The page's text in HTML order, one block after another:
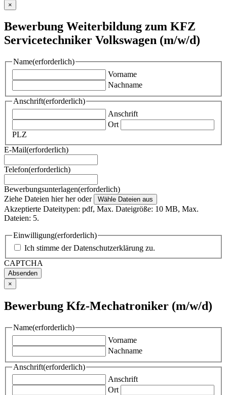
×
Bewerbung Weiterbildung zum KFZ
Servicetechniker Volkswagen (m/w/d)
Name(erforderlich)
Vorname
Nachname
Anschrift(erforderlich)
Anschrift
Ort
PLZ
E-Mail(erforderlich)
Telefon(erforderlich)
Bewerbungsunterlagen(erforderlich)
Ziehe Dateien hier her oder
Wähle Dateien aus
Akzeptierte Dateitypen: pdf, Max. Dateigröße: 10 MB, Max.
Dateien: 5.
Einwilligung(erforderlich)
Ich stimme derDatenschutzerklärung zu.
CAPTCHA
×
Bewerbung Kfz-Mechatroniker (m/w/d)
Name(erforderlich)
Vorname
Nachname
Anschrift(erforderlich)
Anschrift
Ort